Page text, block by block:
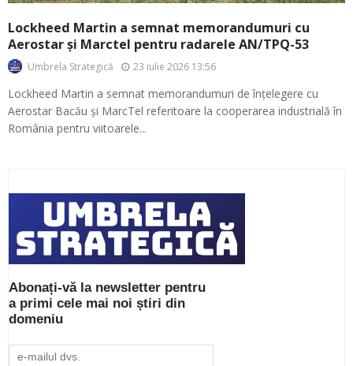
Lockheed Martin a semnat memorandumuri cu
Aerostar și Marctel pentru radarele AN/TPQ-53
Umbrela Strategică 23 iulie 2026 13:56
Lockheed Martin a semnat memorandumuri de înțelegere cu
Aerostar Bacău și MarcTel referitoare la cooperarea industrială în
România pentru viitoarele...
Abonați-vă la newsletter pentru
a primi cele mai noi știri din
domeniu